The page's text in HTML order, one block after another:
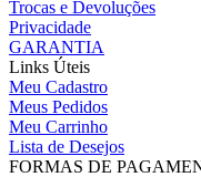
Trocas e Devoluções
Privacidade
GARANTIA
Links Úteis
Meu Cadastro
Meus Pedidos
Meu Carrinho
Lista de Desejos
FORMAS DE